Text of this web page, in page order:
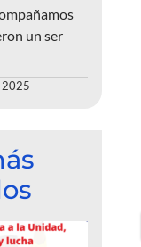
un ser
2025